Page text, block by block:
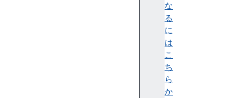
な
る
に
は
こ
ち
ら
か